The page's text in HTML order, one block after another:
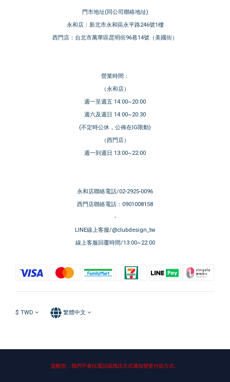
門市地址(同公司聯絡地址)
永和店：新北市永和區永平路246號1樓
西門店：台北市萬華區昆明街96巷14號（美國街）
營業時間：
（永和店）
週一至週五 14:00~20:00
週六及週日 14:00~20:30
(不定時公休，公佈在IG限動)
（西門店）
週一到週日 13:00~22:00
永和店聯絡電話/02-2925-0096
西門店聯絡電話：0901008158
-
LINE線上客服/@clubdesign_tw
線上客服回覆時間/13:00~22:00
$ TWD 繁體中文
提醒您，我們不會以電話或簡訊方式通知變更付款方式。